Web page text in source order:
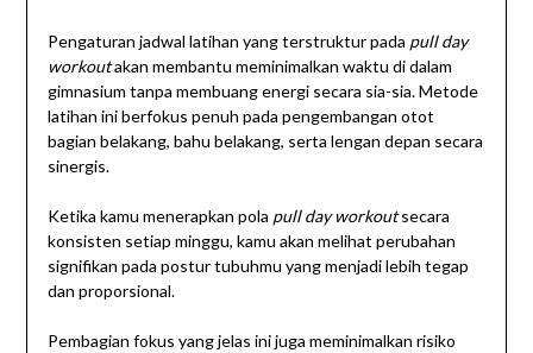
Pengaturan jadwal latihan yang terstruktur pada pull day
workoutakan membantu meminimalkan waktu di dalam
gimnasium tanpa membuang energi secara sia-sia. Metode
latihan ini berfokus penuh pada pengembangan otot
bagian belakang, bahu belakang, serta lengan depan secara
sinergis.
Ketika kamu menerapkan pola pull day workoutsecara
konsisten setiap minggu, kamu akan melihat perubahan
signifikan pada postur tubuhmu yang menjadi lebih tegap
dan proporsional.
Pembagian fokus yang jelas ini juga meminimalkan risiko